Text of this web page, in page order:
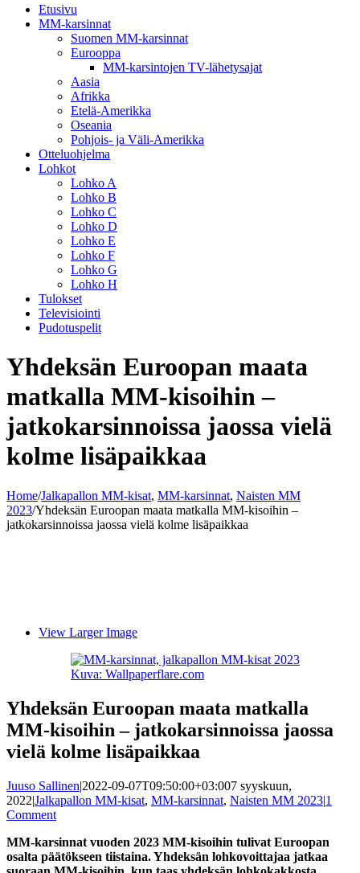
Etusivu
MM-karsinnat
Suomen MM-karsinnat
Eurooppa
MM-karsintojen TV-lähetysajat
Aasia
Afrikka
Etelä-Amerikka
Oseania
Pohjois- ja Väli-Amerikka
Otteluohjelma
Lohkot
Lohko A
Lohko B
Lohko C
Lohko D
Lohko E
Lohko F
Lohko G
Lohko H
Tulokset
Televisiointi
Pudotuspelit
Yhdeksän Euroopan maata
matkalla MM-kisoihin –
jatkokarsinnoissa jaossa vielä
kolme lisäpaikkaa
Home/Jalkapallon MM-kisat, MM-karsinnat, Naisten MM
2023/Yhdeksän Euroopan maata matkalla MM-kisoihin –
jatkokarsinnoissa jaossa vielä kolme lisäpaikkaa
View Larger Image
Kuva: Wallpaperflare.com
Yhdeksän Euroopan maata matkalla
MM-kisoihin – jatkokarsinnoissa jaossa
vielä kolme lisäpaikkaa
Juuso Sallinen|2022-09-07T09:50:00+03:007 syyskuun,
2022|Jalkapallon MM-kisat, MM-karsinnat, Naisten MM 2023|1
Comment
MM-karsinnat vuoden 2023 MM-kisoihin tulivat Euroopan
osalta päätökseen tiistaina. Yhdeksän lohkovoittajaa jatkaa